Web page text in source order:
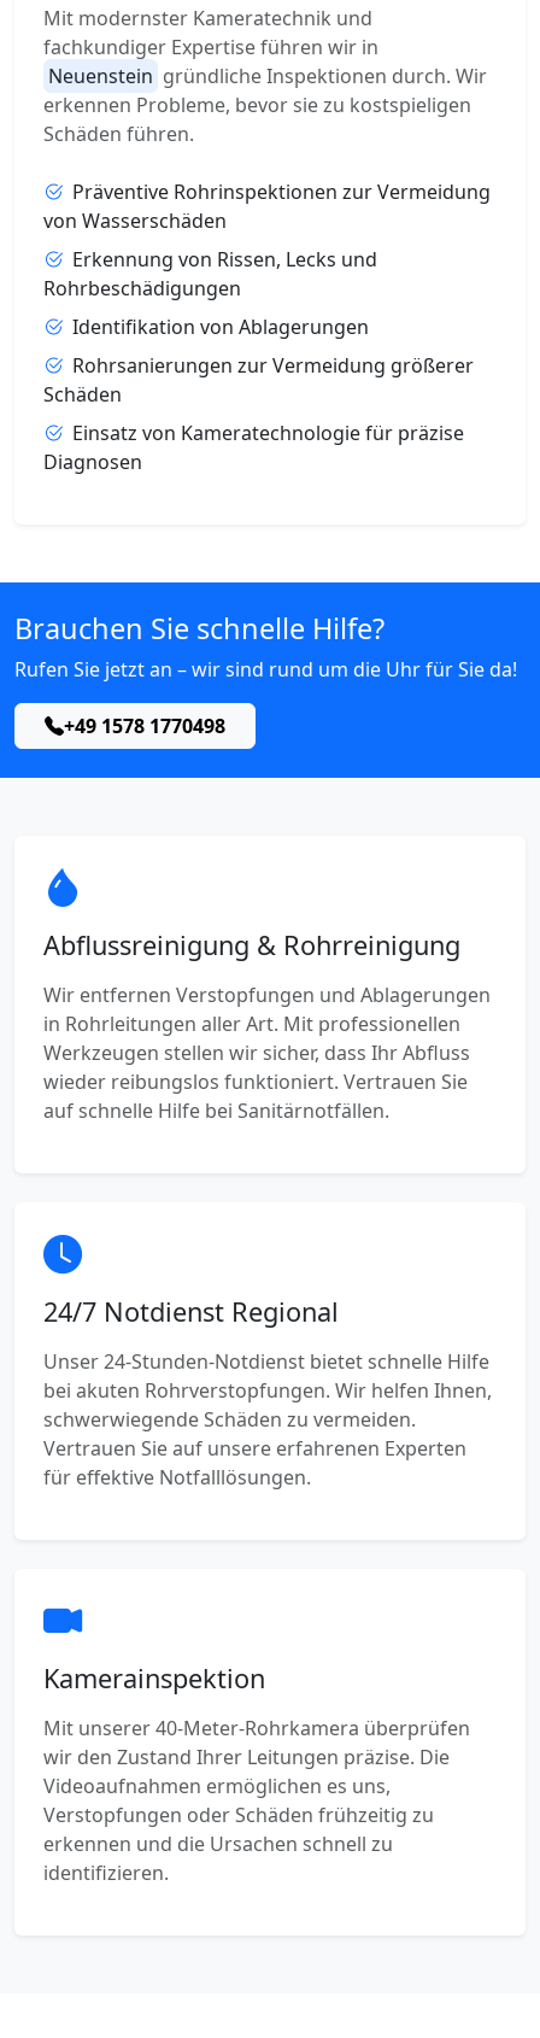
Mit modernster Kameratechnik und
fachkundiger Expertise führen wir in
Neuenstein gründliche Inspektionen durch. Wir
erkennen Probleme, bevor sie zu kostspieligen
Schäden führen.
Präventive Rohrinspektionen zur Vermeidung
von Wasserschäden
Erkennung von Rissen, Lecks und
Rohrbeschädigungen
Identifikation von Ablagerungen
Rohrsanierungen zur Vermeidung größerer
Schäden
Einsatz von Kameratechnologie für präzise
Diagnosen
Brauchen Sie schnelle Hilfe?
Rufen Sie jetzt an – wir sind rund um die Uhr für Sie da!
+49 1578 1770498
Abflussreinigung & Rohrreinigung
Wir entfernen Verstopfungen und Ablagerungen
in Rohrleitungen aller Art. Mit professionellen
Werkzeugen stellen wir sicher, dass Ihr Abfluss
wieder reibungslos funktioniert. Vertrauen Sie
auf schnelle Hilfe bei Sanitärnotfällen.
24/7 Notdienst Regional
Unser 24-Stunden-Notdienst bietet schnelle Hilfe
bei akuten Rohrverstopfungen. Wir helfen Ihnen,
schwerwiegende Schäden zu vermeiden.
Vertrauen Sie auf unsere erfahrenen Experten
für effektive Notfalllösungen.
Kamerainspektion
Mit unserer 40-Meter-Rohrkamera überprüfen
wir den Zustand Ihrer Leitungen präzise. Die
Videoaufnahmen ermöglichen es uns,
Verstopfungen oder Schäden frühzeitig zu
erkennen und die Ursachen schnell zu
identifizieren.